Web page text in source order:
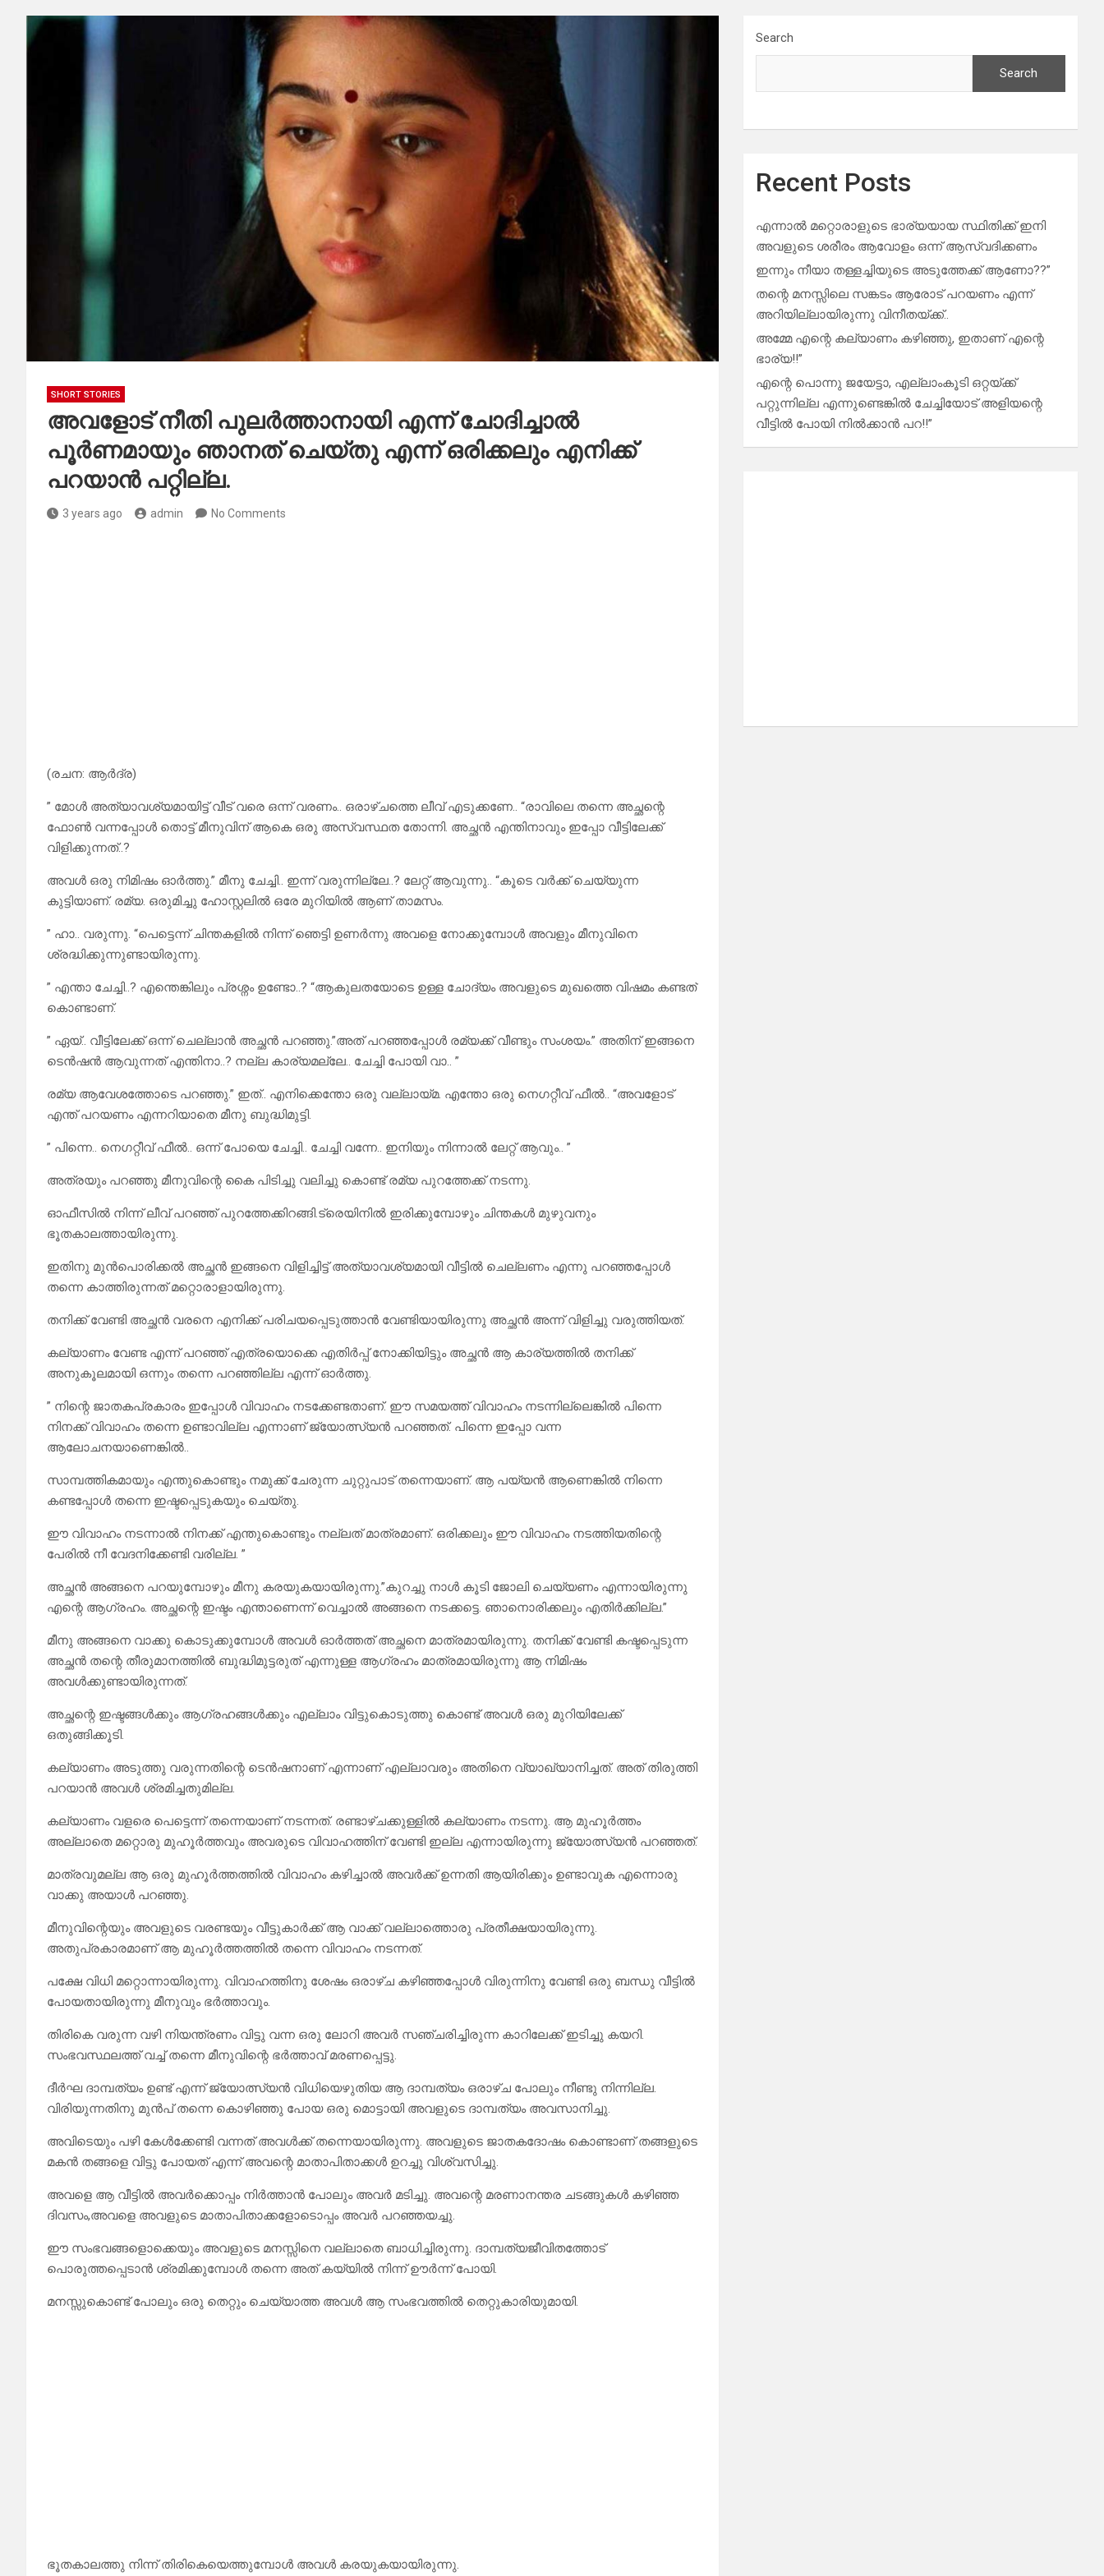
SHORT STORIES
അവളോട് നീതി പുലർത്താനായി എന്ന് ചോദിച്ചാൽ
പൂർണമായും ഞാനത് ചെയ്തു എന്ന് ഒരിക്കലും എനിക്ക്
പറയാൻ പറ്റില്ല.
3 years ago admin No Comments
(രചന: ആർദ്ര)
” മോൾ അത്യാവശ്യമായിട്ട് വീട് വരെ ഒന്ന് വരണം.. ഒരാഴ്ചത്തെ ലീവ് എടുക്കണേ.. “രാവിലെ തന്നെ അച്ഛന്റെ
ഫോൺ വന്നപ്പോൾ തൊട്ട് മീനുവിന് ആകെ ഒരു അസ്വസ്ഥത തോന്നി. അച്ഛൻ എന്തിനാവും ഇപ്പോ വീട്ടിലേക്ക്
വിളിക്കുന്നത്..?
അവൾ ഒരു നിമിഷം ഓർത്തു.” മീനു ചേച്ചി.. ഇന്ന് വരുന്നില്ലേ..? ലേറ്റ് ആവുന്നു.. “കൂടെ വർക്ക്‌ ചെയ്യുന്ന
കുട്ടിയാണ്. രമ്യ. ഒരുമിച്ചു ഹോസ്റ്റലിൽ ഒരേ മുറിയിൽ ആണ് താമസം.
” ഹാ.. വരുന്നു. “പെട്ടെന്ന് ചിന്തകളിൽ നിന്ന് ഞെട്ടി ഉണർന്നു അവളെ നോക്കുമ്പോൾ അവളും മീനുവിനെ
ശ്രദ്ധിക്കുന്നുണ്ടായിരുന്നു.
” എന്താ ചേച്ചി..? എന്തെങ്കിലും പ്രശ്നം ഉണ്ടോ..? “ആകുലതയോടെ ഉള്ള ചോദ്യം അവളുടെ മുഖത്തെ വിഷമം കണ്ടത്
കൊണ്ടാണ്.
” ഏയ്‌.. വീട്ടിലേക്ക് ഒന്ന് ചെല്ലാൻ അച്ഛൻ പറഞ്ഞു.”അത് പറഞ്ഞപ്പോൾ രമ്യക്ക് വീണ്ടും സംശയം.” അതിന് ഇങ്ങനെ
ടെൻഷൻ ആവുന്നത് എന്തിനാ..? നല്ല കാര്യമല്ലേ.. ചേച്ചി പോയി വാ.. ”
രമ്യ ആവേശത്തോടെ പറഞ്ഞു.” ഇത്.. എനിക്കെന്തോ ഒരു വല്ലായ്മ. എന്തോ ഒരു നെഗറ്റീവ് ഫീൽ.. “അവളോട്
എന്ത് പറയണം എന്നറിയാതെ മീനു ബുദ്ധിമുട്ടി.
” പിന്നെ.. നെഗറ്റീവ് ഫീൽ.. ഒന്ന് പോയെ ചേച്ചി.. ചേച്ചി വന്നേ.. ഇനിയും നിന്നാൽ ലേറ്റ് ആവും.. ”
അത്രയും പറഞ്ഞു മീനുവിന്റെ കൈ പിടിച്ചു വലിച്ചു കൊണ്ട് രമ്യ പുറത്തേക്ക് നടന്നു.
ഓഫീസിൽ നിന്ന് ലീവ് പറഞ്ഞ് പുറത്തേക്കിറങ്ങി.ട്രെയിനിൽ ഇരിക്കുമ്പോഴും ചിന്തകൾ മുഴുവനും
ഭൂതകാലത്തായിരുന്നു.
ഇതിനു മുൻപൊരിക്കൽ അച്ഛൻ ഇങ്ങനെ വിളിച്ചിട്ട് അത്യാവശ്യമായി വീട്ടിൽ ചെല്ലണം എന്നു പറഞ്ഞപ്പോൾ
തന്നെ കാത്തിരുന്നത് മറ്റൊരാളായിരുന്നു.
തനിക്ക് വേണ്ടി അച്ഛൻ വരനെ എനിക്ക് പരിചയപ്പെടുത്താൻ വേണ്ടിയായിരുന്നു അച്ഛൻ അന്ന് വിളിച്ചു വരുത്തിയത്.
കല്യാണം വേണ്ട എന്ന് പറഞ്ഞ് എത്രയൊക്കെ എതിർപ്പ് നോക്കിയിട്ടും അച്ഛൻ ആ കാര്യത്തിൽ തനിക്ക്
അനുകൂലമായി ഒന്നും തന്നെ പറഞ്ഞില്ല എന്ന് ഓർത്തു.
” നിന്റെ ജാതകപ്രകാരം ഇപ്പോൾ വിവാഹം നടക്കേണ്ടതാണ്. ഈ സമയത്ത് വിവാഹം നടന്നില്ലെങ്കിൽ പിന്നെ
നിനക്ക് വിവാഹം തന്നെ ഉണ്ടാവില്ല എന്നാണ് ജ്യോത്സ്യൻ പറഞ്ഞത്. പിന്നെ ഇപ്പോ വന്ന
ആലോചനയാണെങ്കിൽ..
സാമ്പത്തികമായും എന്തുകൊണ്ടും നമുക്ക് ചേരുന്ന ചുറ്റുപാട് തന്നെയാണ്. ആ പയ്യൻ ആണെങ്കിൽ നിന്നെ
കണ്ടപ്പോൾ തന്നെ ഇഷ്ടപ്പെടുകയും ചെയ്തു.
ഈ വിവാഹം നടന്നാൽ നിനക്ക് എന്തുകൊണ്ടും നല്ലത് മാത്രമാണ്. ഒരിക്കലും ഈ വിവാഹം നടത്തിയതിന്റെ
പേരിൽ നീ വേദനിക്കേണ്ടി വരില്ല. ”
അച്ഛൻ അങ്ങനെ പറയുമ്പോഴും മീനു കരയുകയായിരുന്നു.”കുറച്ചു നാൾ കൂടി ജോലി ചെയ്യണം എന്നായിരുന്നു
എന്റെ ആഗ്രഹം. അച്ഛന്റെ ഇഷ്ടം എന്താണെന്ന് വെച്ചാൽ അങ്ങനെ നടക്കട്ടെ. ഞാനൊരിക്കലും എതിർക്കില്ല.”
മീനു അങ്ങനെ വാക്കു കൊടുക്കുമ്പോൾ അവൾ ഓർത്തത് അച്ഛനെ മാത്രമായിരുന്നു. തനിക്ക് വേണ്ടി കഷ്ടപ്പെടുന്ന
അച്ഛൻ തന്റെ തീരുമാനത്തിൽ ബുദ്ധിമുട്ടരുത് എന്നുള്ള ആഗ്രഹം മാത്രമായിരുന്നു ആ നിമിഷം
അവൾക്കുണ്ടായിരുന്നത്.
അച്ഛന്റെ ഇഷ്ടങ്ങൾക്കും ആഗ്രഹങ്ങൾക്കും എല്ലാം വിട്ടുകൊടുത്തു കൊണ്ട് അവൾ ഒരു മുറിയിലേക്ക്
ഒതുങ്ങിക്കൂടി.
കല്യാണം അടുത്തു വരുന്നതിന്റെ ടെൻഷനാണ് എന്നാണ് എല്ലാവരും അതിനെ വ്യാഖ്യാനിച്ചത്. അത് തിരുത്തി
പറയാൻ അവൾ ശ്രമിച്ചതുമില്ല.
കല്യാണം വളരെ പെട്ടെന്ന് തന്നെയാണ് നടന്നത്. രണ്ടാഴ്ചക്കുള്ളിൽ കല്യാണം നടന്നു. ആ മുഹൂർത്തം
അല്ലാതെ മറ്റൊരു മുഹൂർത്തവും അവരുടെ വിവാഹത്തിന് വേണ്ടി ഇല്ല എന്നായിരുന്നു ജ്യോത്സ്യൻ പറഞ്ഞത്.
മാത്രവുമല്ല ആ ഒരു മുഹൂർത്തത്തിൽ വിവാഹം കഴിച്ചാൽ അവർക്ക് ഉന്നതി ആയിരിക്കും ഉണ്ടാവുക എന്നൊരു
വാക്കു അയാൾ പറഞ്ഞു.
മീനുവിന്റെയും അവളുടെ വരണ്ടയും വീട്ടുകാർക്ക് ആ വാക്ക് വല്ലാത്തൊരു പ്രതീക്ഷയായിരുന്നു.
അതുപ്രകാരമാണ് ആ മുഹൂർത്തത്തിൽ തന്നെ വിവാഹം നടന്നത്.
പക്ഷേ വിധി മറ്റൊന്നായിരുന്നു. വിവാഹത്തിനു ശേഷം ഒരാഴ്ച കഴിഞ്ഞപ്പോൾ വിരുന്നിനു വേണ്ടി ഒരു ബന്ധു വീട്ടിൽ
പോയതായിരുന്നു മീനുവും ഭർത്താവും.
തിരികെ വരുന്ന വഴി നിയന്ത്രണം വിട്ടു വന്ന ഒരു ലോറി അവർ സഞ്ചരിച്ചിരുന്ന കാറിലേക്ക് ഇടിച്ചു കയറി.
സംഭവസ്ഥലത്ത് വച്ച് തന്നെ മീനുവിന്റെ ഭർത്താവ് മരണപ്പെട്ടു.
ദീർഘ ദാമ്പത്യം ഉണ്ട് എന്ന് ജ്യോത്സ്യൻ വിധിയെഴുതിയ ആ ദാമ്പത്യം ഒരാഴ്ച പോലും നീണ്ടു നിന്നില്ല.
വിരിയുന്നതിനു മുൻപ് തന്നെ കൊഴിഞ്ഞു പോയ ഒരു മൊട്ടായി അവളുടെ ദാമ്പത്യം അവസാനിച്ചു.
അവിടെയും പഴി കേൾക്കേണ്ടി വന്നത് അവൾക്ക് തന്നെയായിരുന്നു. അവളുടെ ജാതകദോഷം കൊണ്ടാണ് തങ്ങളുടെ
മകൻ തങ്ങളെ വിട്ടു പോയത് എന്ന് അവന്റെ മാതാപിതാക്കൾ ഉറച്ചു വിശ്വസിച്ചു.
അവളെ ആ വീട്ടിൽ അവർക്കൊപ്പം നിർത്താൻ പോലും അവർ മടിച്ചു. അവന്റെ മരണാനന്തര ചടങ്ങുകൾ കഴിഞ്ഞ
ദിവസം,അവളെ അവളുടെ മാതാപിതാക്കളോടൊപ്പം അവർ പറഞ്ഞയച്ചു.
ഈ സംഭവങ്ങളൊക്കെയും അവളുടെ മനസ്സിനെ വല്ലാതെ ബാധിച്ചിരുന്നു. ദാമ്പത്യജീവിതത്തോട്
പൊരുത്തപ്പെടാൻ ശ്രമിക്കുമ്പോൾ തന്നെ അത് കയ്യിൽ നിന്ന് ഊർന്ന് പോയി.
മനസ്സുകൊണ്ട് പോലും ഒരു തെറ്റും ചെയ്യാത്ത അവൾ ആ സംഭവത്തിൽ തെറ്റുകാരിയുമായി.
ഭൂതകാലത്തു നിന്ന് തിരികെയെത്തുമ്പോൾ അവൾ കരയുകയായിരുന്നു.
Search
Search
Recent Posts
എന്നാൽ മറ്റൊരാളുടെ ഭാര്യയായ സ്ഥിതിക്ക് ഇനി
അവളുടെ ശരീരം ആവോളം ഒന്ന് ആസ്വദിക്കണം
ഇന്നും നീയാ തള്ളച്ചിയുടെ അടുത്തേക്ക് ആണോ??”
തന്റെ മനസ്സിലെ സങ്കടം ആരോട് പറയണം എന്ന്
അറിയില്ലായിരുന്നു വിനീതയ്ക്ക്..
അമ്മേ എന്റെ കല്യാണം കഴിഞ്ഞു, ഇതാണ് എന്റെ
ഭാര്യ!!”
എന്റെ പൊന്നു ജയേട്ടാ, എല്ലാംകൂടി ഒറ്റയ്ക്ക്
പറ്റുന്നില്ല എന്നുണ്ടെങ്കിൽ ചേച്ചിയോട് അളിയന്റെ
വീട്ടിൽ പോയി നിൽക്കാൻ പറ!!”